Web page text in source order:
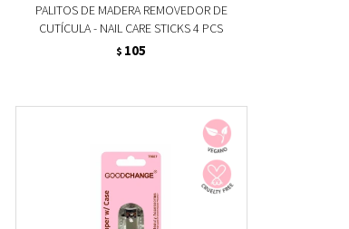
PALITOS DE MADERA REMOVEDOR DE
CUTÍCULA - NAIL CARE STICKS 4 PCS
$ 105